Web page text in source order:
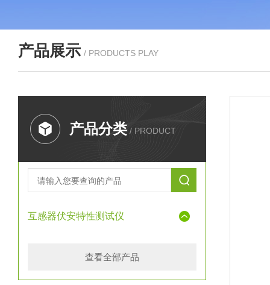
产品展示 / PRODUCTS PLAY
产品分类 / PRODUCT
互感器伏安特性测试仪
查看全部产品